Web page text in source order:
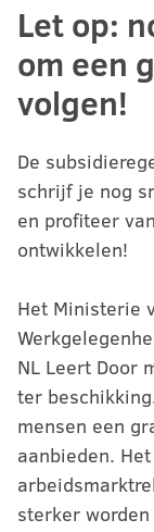
Let op:
om een
volgen!
De
schrijf je nog
en profiteer
ontwikkelen!
Het Ministerie
NL Leert Door
ter
mensen een
aanbieden.
sterker